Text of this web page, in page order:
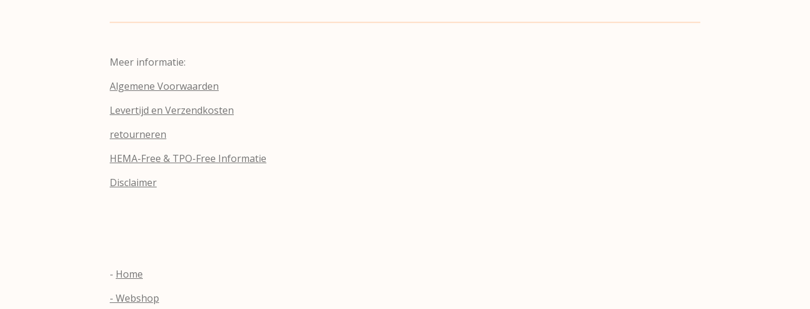
Meer informatie:
Algemene Voorwaarden
Levertijd en Verzendkosten
retourneren
HEMA-Free & TPO-Free Informatie
Disclaimer
- Home
- Webshop